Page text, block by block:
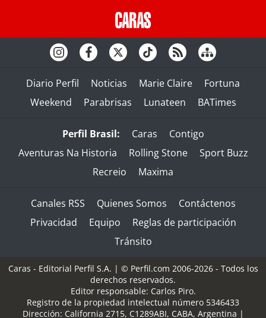
Diario Perfil Noticias Marie Claire
Fortuna
Weekend
Parabrisas Lunateen BATimes
Perfil Brasil: Caras
Contigo
Aventuras Na Historia
Rolling Stone
Sport Buzz
Recreio
Maxima
Canales RSS Quienes Somos
Contáctenos
Privacidad
Equipo
Reglas de participación
Tránsito
Caras - Editorial Perfil S.A. | © Perfil.com 2006-2026 - Todos los
derechos reservados.
Editor responsable: Carlos Piro.
Registro de la propiedad intelectual número 5346433
Dirección: California 2715, C1289ABI, CABA, Argentina |